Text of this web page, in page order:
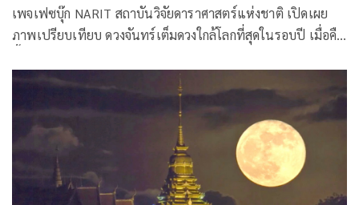
เพจเฟซบุ๊ก NARIT สถาบันวิจัยดาราศาสตร์แห่งชาติ เปิดเผย
ภาพเปรียบเทียบ ดวงจันทร์เต็มดวงใกล้โลกที่สุดในรอบปี เมื่อคืน
เฉลิมพระเกียรติ 7 รอบ พระชนมพรรษา สงขลา